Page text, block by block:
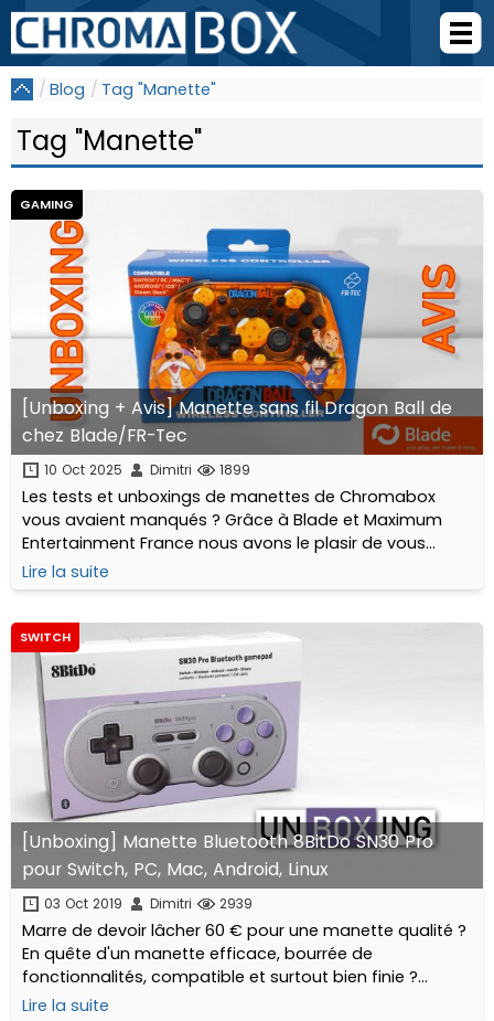
Blog Tag "Manette"
Tag "Manette"
GAMING
[Unboxing + Avis] Manette sans fil Dragon Ball de
chez Blade/FR-Tec
10 Oct 2025 Dimitri 1899
Les tests et unboxings de manettes de Chromabox
vous avaient manqués ? Grâce à Blade et Maximum
Entertainment France nous avons le plasir de vous
proposer un déballage en règle complet ainsi que notre
opinion sur une nouvelle venue !
Lire la suite
SWITCH
[Unboxing] Manette Bluetooth 8BitDo SN30 Pro
pour Switch, PC, Mac, Android, Linux
03 Oct 2019 Dimitri 2939
Marre de devoir lâcher 60 € pour une manette qualité ?
En quête d'un manette efficace, bourrée de
fonctionnalités, compatible et surtout bien finie ?
8BitDo nous propose une alternative complète qui a du
Lire la suite